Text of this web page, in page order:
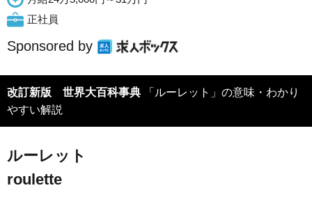
正社員
Sponsored by
改訂新版 世界大百科事典
やすい解説
ルーレット
roulette